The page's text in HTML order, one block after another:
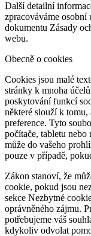
Další detailní
zpracováváme osobní
dokumentu Zásady
webu.
Obecně o cookies
Cookies jsou malé
stránky k mnoha
poskytování funkcí
některé slouží k tomu,
preference. Tyto
počítače, tabletu
může do vašeho
pouze v případě,
Zákon stanoví, že
cookie, pokud jsou
sekce Nezbytné
oprávněného zájmu.
potřebujeme váš
kdykoliv odvolat